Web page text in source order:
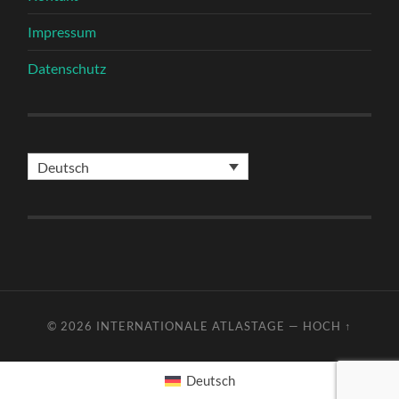
Impressum
Datenschutz
Deutsch
© 2026 INTERNATIONALE ATLASTAGE — HOCH ↑
Deutsch